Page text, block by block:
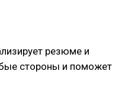
резюме и
стороны и поможет